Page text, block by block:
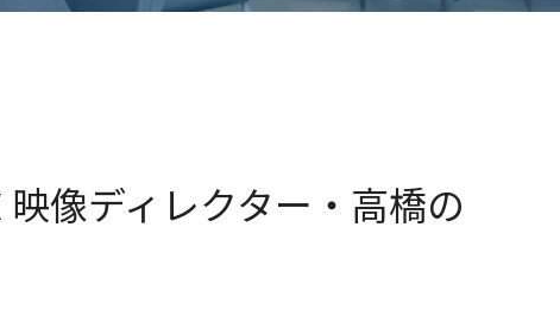
映像ディレクター・高橋の